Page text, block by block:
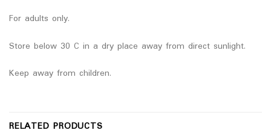
For adults only.
Store below 30 C in a dry place away from direct sunlight.
Keep away from children.
RELATED PRODUCTS